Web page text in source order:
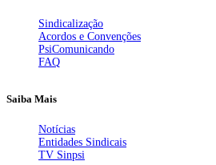
Sindicalização
Acordos e Convenções
PsiComunicando
FAQ
Saiba Mais
Notícias
Entidades Sindicais
TV Sinpsi